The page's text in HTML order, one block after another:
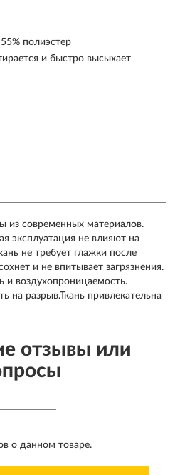
полиэстер
и быстро высыхает
из современных материалов.
эксплуатация не влияют на
не требует глажки после
и не впитывает загрязнения.
и воздухопроницаемость.
на разрыв.Ткань привлекательна
отзывы или
о данном товаре.